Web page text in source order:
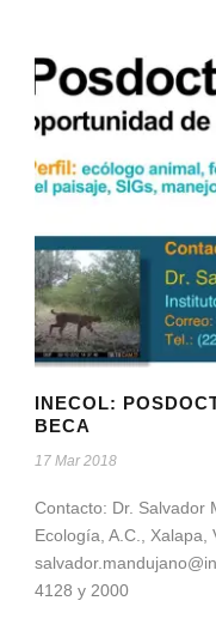
INECOL:
BECA
17 Mar 2018
Contacto: Dr. Salvador
Ecología, A.C., Xalapa,
4128 y 2000